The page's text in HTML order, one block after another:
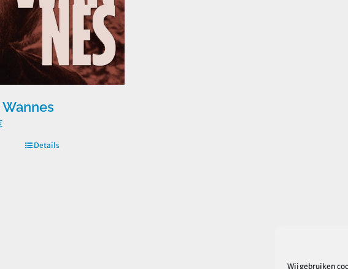
Wij gebruiken
Details